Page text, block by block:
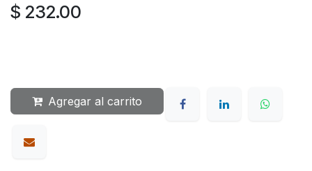
$ 232.00
Agregar al carrito